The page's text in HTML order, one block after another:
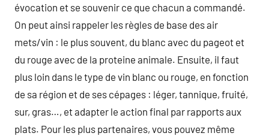
évocation et se souvenir ce que chacun a commandé.
On peut ainsi rappeler les règles de base des air
mets/vin : le plus souvent, du blanc avec du pageot et
du rouge avec de la proteine animale. Ensuite, il faut
plus loin dans le type de vin blanc ou rouge, en fonction
de sa région et de ses cépages : léger, tannique, fruité,
sur, gras…, et adapter le action final par rapports aux
plats. Pour les plus partenaires, vous pouvez même